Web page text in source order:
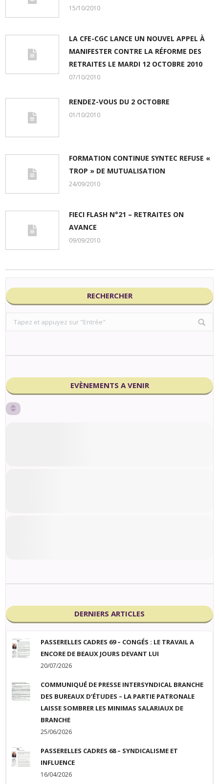
15/10/2010
LA CFE-CGC LANCE UN NOUVEL APPEL À
MANIFESTER CONTRE LA RÉFORME DES
RETRAITES LE MARDI 12 OCTOBRE 2010
07/10/2010
RENDEZ-VOUS DU 2 OCTOBRE
01/10/2010
FORMATION CONTINUE SYNTEC REFUSE «
TROP » DE MUTUALISATION
24/09/2010
FIECI FLASH N°21 – RETRAITES ON
AVANCE
09/09/2010
RECHERCHER
Search:
EVÈNEMENTS A VENIR
DERNIERS ARTICLES
PASSERELLES CADRES 69 – CONGÉS : LE TRAVAIL A
ENCORE DE BEAUX JOURS DEVANT LUI
20/07/2026
COMMUNIQUÉ DE PRESSE INTERSYNDICAL BRANCHE
DES BUREAUX D’ÉTUDES – LA PARTIE PATRONALE
LAISSE SOMBRER LES MINIMAS SALARIAUX DE
BRANCHE
25/06/2026
PASSERELLES CADRES 68 – SYNDICALISME ET
INFLUENCE
16/04/2026